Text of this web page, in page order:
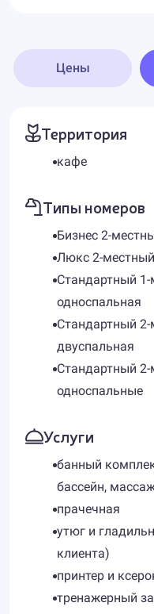
Цены
Территория
кафе
Типы номеров
Бизнес 2-
Люкс 2-
Стандартный
односпальная
Стандартный
двуспальная
Стандартный
односпальные
Услуги
банный
бассейн,
прачечная
утюг и
клиента)
принтер и
тренажерный